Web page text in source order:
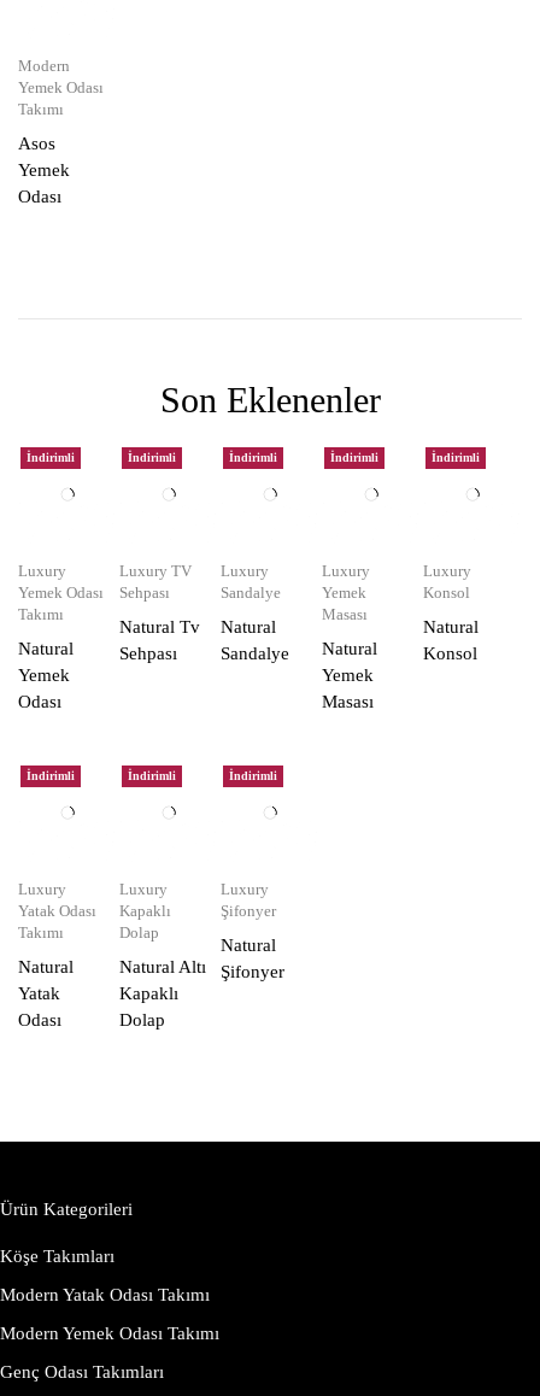
Modern
Yemek Odası
Takımı
Asos
Yemek
Odası
Son Eklenenler
İndirimli
Luxury
Yemek Odası
Takımı
Natural
Yemek
Odası
İndirimli
Luxury TV
Sehpası
Natural Tv
Sehpası
İndirimli
Luxury
Sandalye
Natural
Sandalye
İndirimli
Luxury
Yemek
Masası
Natural
Yemek
Masası
İndirimli
Luxury
Konsol
Natural
Konsol
İndirimli
Luxury
Yatak Odası
Takımı
Natural
Yatak
Odası
İndirimli
Luxury
Kapaklı
Dolap
Natural Altı
Kapaklı
Dolap
İndirimli
Luxury
Şifonyer
Natural
Şifonyer
Ürün Kategorileri
Köşe Takımları
Modern Yatak Odası Takımı
Modern Yemek Odası Takımı
Genç Odası Takımları